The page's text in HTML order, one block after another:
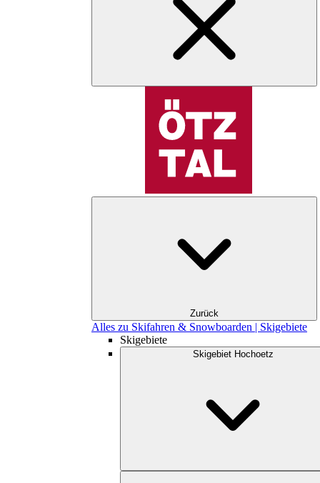
Zurück
Alles zu Skifahren & Snowboarden | Skigebiete
Skigebiete
Skigebiet Hochoetz